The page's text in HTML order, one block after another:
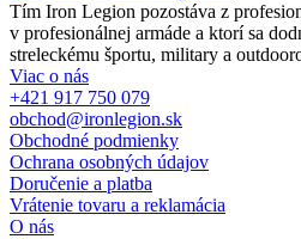
Tím Iron Legion pozostáva z
v profesionálnej armáde a ktorí sa
streleckému športu, military a
Viac o nás
+421 917 750 079
obchod@ironlegion.sk
Obchodné podmienky
Ochrana osobných údajov
Doručenie a platba
Vrátenie tovaru a reklamácia
O nás